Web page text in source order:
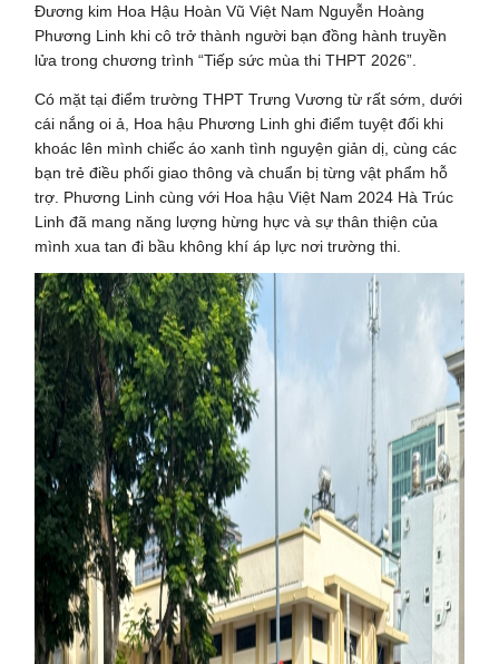
Đương kim Hoa Hậu Hoàn Vũ Việt Nam Nguyễn Hoàng
Phương Linh khi cô trở thành người bạn đồng hành truyền
lửa trong chương trình “Tiếp sức mùa thi THPT 2026”.
Có mặt tại điểm trường THPT Trưng Vương từ rất sớm, dưới
cái nắng oi ả, Hoa hậu Phương Linh ghi điểm tuyệt đối khi
khoác lên mình chiếc áo xanh tình nguyện giản dị, cùng các
bạn trẻ điều phối giao thông và chuẩn bị từng vật phẩm hỗ
trợ. Phương Linh cùng với Hoa hậu Việt Nam 2024 Hà Trúc
Linh đã mang năng lượng hừng hực và sự thân thiện của
mình xua tan đi bầu không khí áp lực nơi trường thi.